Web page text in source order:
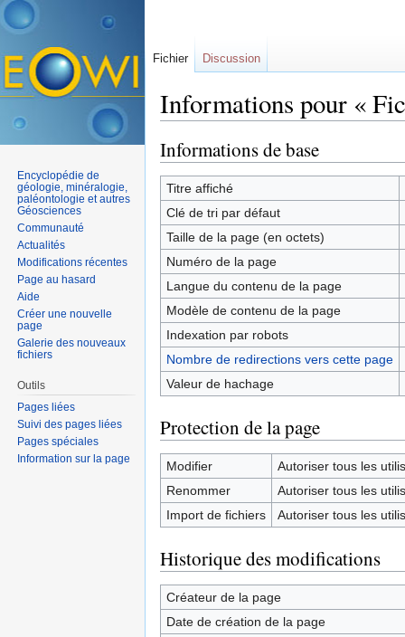
Informations pour «
Informations de base
Titre affiché
Clé de tri par défaut
Taille de la page (en octets)
Numéro de la page
Langue du contenu de la page
Modèle de contenu de la page
Indexation par robots
Nombre de redirections vers cette page
Valeur de hachage
Protection de la page
Modifier
Autoriser tous les
Renommer
Autoriser tous les
Import de fichiers
Autoriser tous les
Historique des modifications
Créateur de la page
Date de création de la page
Fichier Discussion
Encyclopédie de
géologie, minéralogie,
paléontologie et autres
Géosciences
Communauté
Actualités
Modifications récentes
Page au hasard
Aide
Créer une nouvelle
page
Galerie des nouveaux
fichiers
Outils
Pages liées
Suivi des pages liées
Pages spéciales
Information sur la page